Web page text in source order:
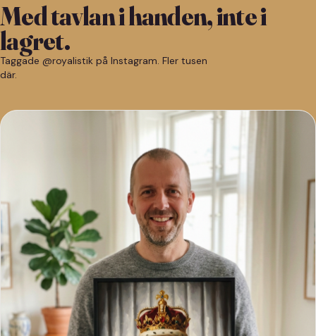
Med tavlan i handen, inte i
lagret.
Taggade @royalistik på Instagram. Fler tusen
där.